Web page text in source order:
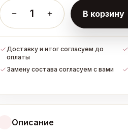
1 В корзину
Доставку и итог согласуем до
оплаты
Замену состава согласуем с вами
Описание